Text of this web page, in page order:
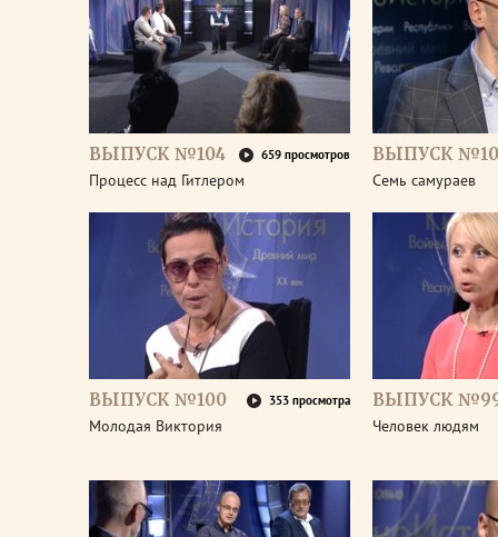
ВЫПУСК №104 659 просмотров
Процесс над Гитлером
ВЫПУСК
Семь самураев
ВЫПУСК №100 353 просмотра
Молодая Виктория
ВЫПУСК
Человек людям